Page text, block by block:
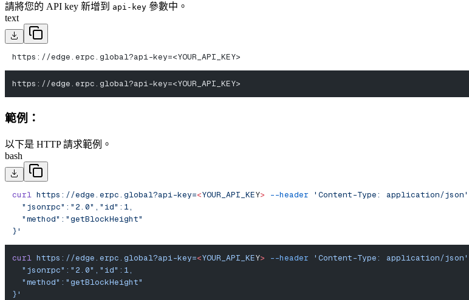
請將您的 API key 新增到 api-key 參數中。
text
https://edge.erpc.global?api-key=<YOUR_API_KEY>
https://edge.erpc.global?api-key=<YOUR_API_KEY>
範例：
以下是 HTTP 請求範例。
bash
curl https://edge.erpc.global?api-key=<YOUR_API_KEY> --header 'Content-Type: application/json'
  "jsonrpc":"2.0","id":1,
  "method":"getBlockHeight"
}'
curl https://edge.erpc.global?api-key=<YOUR_API_KEY> --header 'Content-Type: application/json'
  "jsonrpc":"2.0","id":1,
  "method":"getBlockHeight"
}'